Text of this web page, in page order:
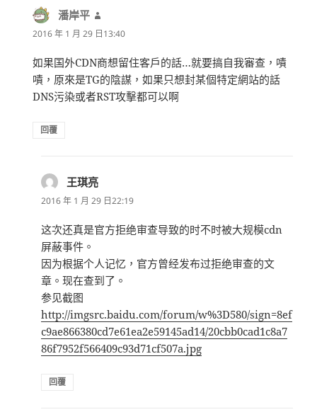
潘岸平
示:
2016 年 1 月 29 日13:40
如果国外CDN商想留住客戶的話…就要搞自我審查，嘖
嘖，原來是TG的陰謀，如果只想封某個特定網站的話
DNS污染或者RST攻擊都可以啊
回覆
王琪亮
示:
2016 年 1 月 29 日22:19
这次还真是官方拒绝审查导致的时不时被大规模cdn
屏蔽事件。
因为根据个人记忆，官方曾经发布过拒绝审查的文
章。现在查到了。
参见截图
http://imgsrc.baidu.com/forum/w%3D580/sign=8ef
c9ae866380cd7e61ea2e59145ad14/20cbb0cad1c8a7
86f7952f566409c93d71cf507a.jpg
回覆